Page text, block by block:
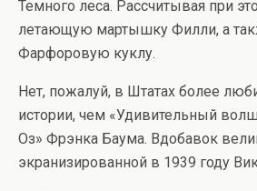
Темного леса. Рассчитывая при
летающую мартышку Филли, а
Фарфоровую куклу.
Нет, пожалуй, в Штатах более
истории, чем «Удивительный
Оз» Фрэнка Баума. Вдобавок
экранизированной в 1939 году